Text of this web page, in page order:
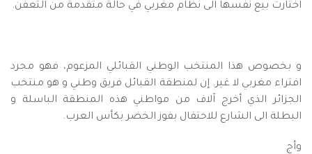
اختارت بيع نفسها الى نظام مغربي في حالة متقدمة من التعفن.
و بخصوص هذا المنتخب الوطني القبائلي المزعوم، فهو مجرد
افتراء مغربي لا غير. إن لمنطقة القبائل فريق وطني و هو منتخب
الجزائر الذي أخرج آلاف من مواطني هذه المنطقة الباسلة و
البطلة الى الشارع للاحتفال بفوز الخضر بكأس العرب.
وأج